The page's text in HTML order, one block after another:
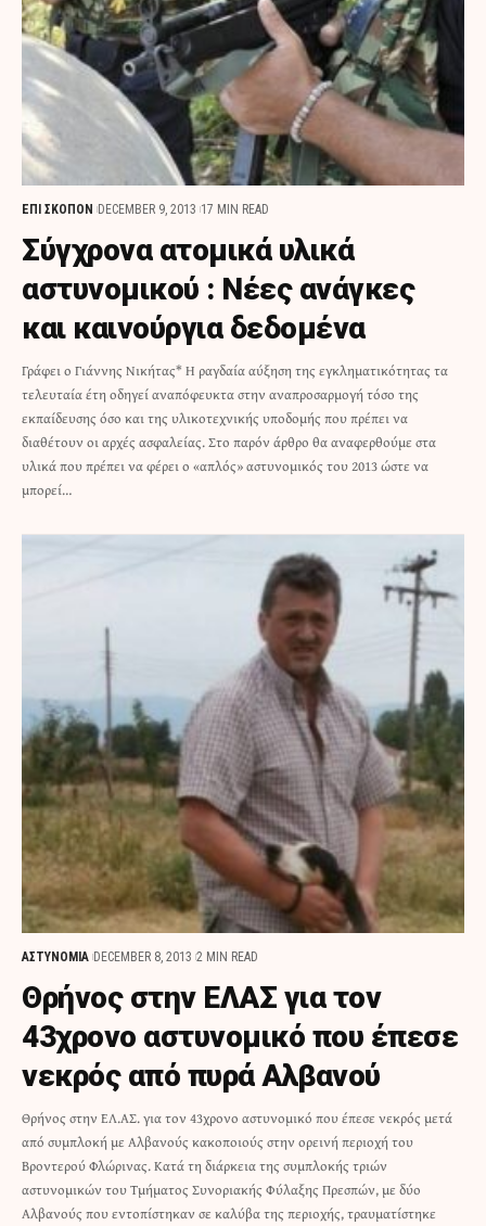
ΕΠΙ ΣΚΟΠΟΝ DECEMBER 9, 2013 17 MIN READ
Σύγχρονα ατομικά υλικά
αστυνομικού : Νέες ανάγκες
και καινούργια δεδομένα
Γράφει ο Γιάννης Νικήτας* Η ραγδαία αύξηση της εγκληματικότητας τα
τελευταία έτη οδηγεί αναπόφευκτα στην αναπροσαρμογή τόσο της
εκπαίδευσης όσο και της υλικοτεχνικής υποδομής που πρέπει να
διαθέτουν οι αρχές ασφαλείας. Στο παρόν άρθρο θα αναφερθούμε στα
υλικά που πρέπει να φέρει ο «απλός» αστυνομικός του 2013 ώστε να
μπορεί…
ΑΣΤΥΝΟΜΙΑ DECEMBER 8, 2013 2 MIN READ
Θρήνος στην ΕΛΑΣ για τον
43χρονο αστυνομικό που έπεσε
νεκρός από πυρά Αλβανού
Θρήνος στην ΕΛ.ΑΣ. για τον 43χρονο αστυνομικό που έπεσε νεκρός μετά
από συμπλοκή με Αλβανούς κακοποιούς στην ορεινή περιοχή του
Βροντερού Φλώρινας. Κατά τη διάρκεια της συμπλοκής τριών
αστυνομικών του Τμήματος Συνοριακής Φύλαξης Πρεσπών, με δύο
Αλβανούς που εντοπίστηκαν σε καλύβα της περιοχής, τραυματίστηκε